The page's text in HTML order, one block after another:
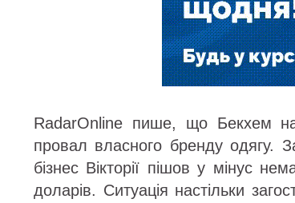
RadarOnline пише, що Бекхем
провал власного бренду одягу.
бізнес Вікторії пішов у мінус
доларів. Ситуація настільки